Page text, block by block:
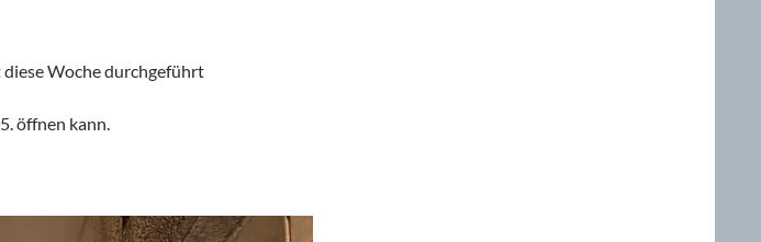
Woche durchgeführt
öffnen kann.